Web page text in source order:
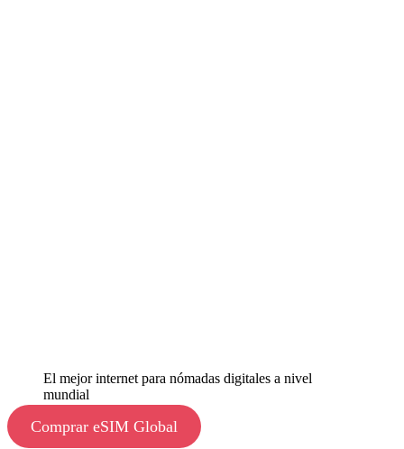
El mejor internet para nómadas digitales a nivel
mundial
Comprar eSIM Global